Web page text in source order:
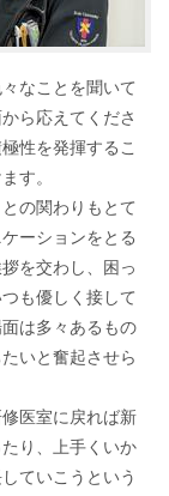
なことを聞いて
ら応えてくださ
性を発揮するこ
す。
の関わりもとて
ーションをとる
を交わし、困っ
も優しく接して
は多々あるもの
いと奮起させら
医室に戻れば新
り、上手くいか
ていこうという